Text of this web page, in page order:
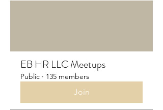
EB HR LLC Meetups
Public · 135 members
Join